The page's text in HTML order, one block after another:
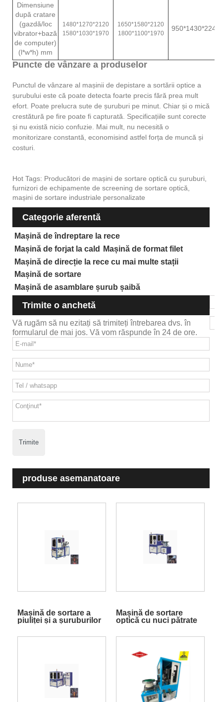
Dimensiune
după cratare
(gazdă/loc
vibrator+bază
de computer)
(l*w*h) mm
1480*1270*2120
1580*1030*1970
1650*1580*2120
1800*1100*1970
950*1430*2240
Puncte de vânzare a produselor
Punctul de vânzare al mașinii de depistare a sortării optice a
șurubului este că poate detecta foarte precis fără prea mult
efort. Poate prelucra sute de șuruburi pe minut. Chiar și o mică
crestătură pe fire poate fi capturată. Specificațiile sunt corecte
și nu există nicio confuzie. Mai mult, nu necesită o
monitorizare constantă, economisind astfel forța de muncă și
costuri.
Hot Tags: Producători de mașini de sortare optică cu șuruburi,
furnizori de echipamente de screening de sortare optică,
mașini de sortare industriale personalizate
Categorie aferentă
Mașină de îndreptare la rece
Mașină de forjat la cald
Mașină de format filet
Mașină de direcție la rece cu mai multe stații
Mașină de sortare
Mașină de asamblare șurub șaibă
Trimite o anchetă
Vă rugăm să nu ezitați să trimiteți întrebarea dvs. în
formularul de mai jos. Vă vom răspunde în 24 de ore.
Trimite
produse asemanatoare
Mașină de sortare a
piuliței și a șuruburilor
Mașină de sortare
optică cu nuci pătrate